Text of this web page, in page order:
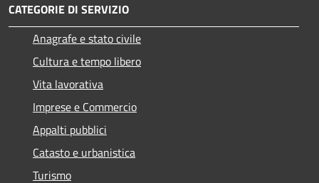
CATEGORIE DI SERVIZIO
Anagrafe e stato civile
Cultura e tempo libero
Vita lavorativa
Imprese e Commercio
Appalti pubblici
Catasto e urbanistica
Turismo